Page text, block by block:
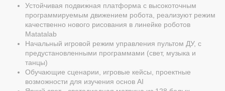
Устойчивая подвижная платформа с высокоточным
программируемым движением робота, реализуют режим
качественно нового рисования в линейке роботов
Matatalab
Начальный игровой режим управления пультом ДУ, с
предустановленными программами (свет, музыка и
танцы)
Обучающие сценарии, игровые кейсы, проектные
возможности для изучения основ AI